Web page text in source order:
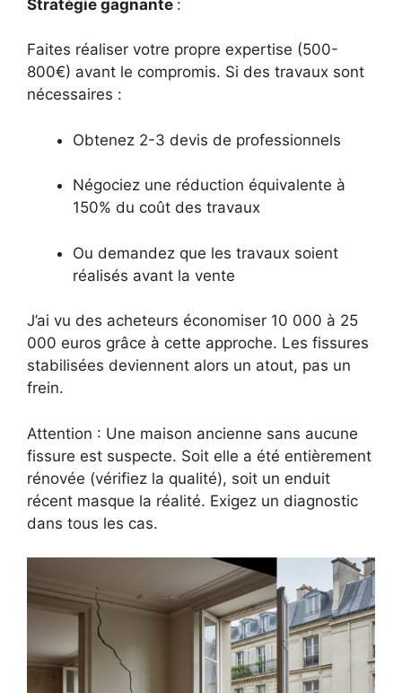
Stratégie gagnante :
Faites réaliser votre propre expertise (500-
800€) avant le compromis. Si des travaux sont
nécessaires :
Obtenez 2-3 devis de professionnels
Négociez une réduction équivalente à
150% du coût des travaux
Ou demandez que les travaux soient
réalisés avant la vente
J’ai vu des acheteurs économiser 10 000 à 25
000 euros grâce à cette approche. Les fissures
stabilisées deviennent alors un atout, pas un
frein.
Attention : Une maison ancienne sans aucune
fissure est suspecte. Soit elle a été entièrement
rénovée (vérifiez la qualité), soit un enduit
récent masque la réalité. Exigez un diagnostic
dans tous les cas.